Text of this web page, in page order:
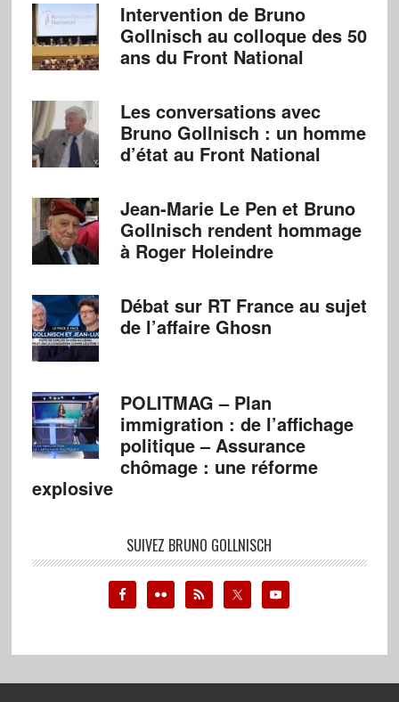
Intervention de Bruno
Gollnisch au colloque des 50
ans du Front National
Les conversations avec
Bruno Gollnisch : un homme
d’état au Front National
Jean-Marie Le Pen et Bruno
Gollnisch rendent hommage
à Roger Holeindre
Débat sur RT France au sujet
de l’affaire Ghosn
POLITMAG – Plan
immigration : de l’affichage
politique – Assurance
chômage : une réforme
explosive
SUIVEZ BRUNO GOLLNISCH